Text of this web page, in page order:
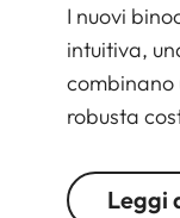
I nuovi
intuitiva,
combinano
robusta
Leggi